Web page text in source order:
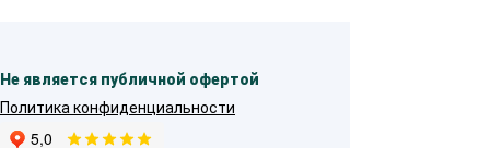
Не является публичной офертой
Политика конфиденциальности